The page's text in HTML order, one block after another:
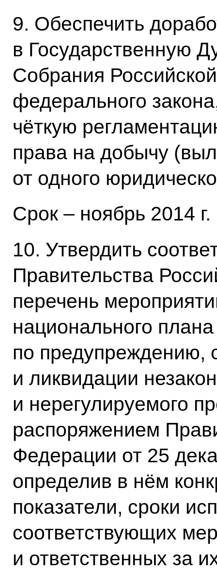
9. Обеспечить
в Государственную
Собрания
федерального
чёткую
права на добычу
от одного
Срок – ноябрь 2014 г.
10. Утвердить
Правительства
перечень
национального
по предупреждению,
и ликвидации
и нерегулируемого
распоряжением
Федерации от 25
определив в нём
показатели, сроки
соответствующих
и ответственных за